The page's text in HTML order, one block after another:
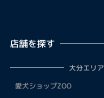
店舗を探す
大分エリア
愛犬ショップZOO